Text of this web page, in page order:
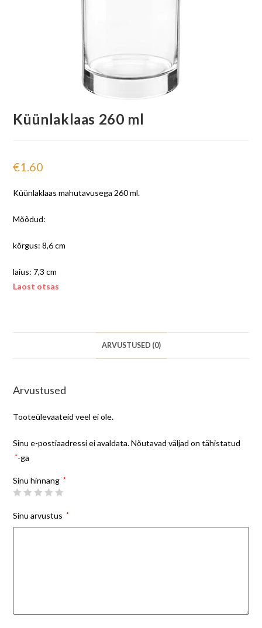
Küünlaklaas 260 ml
€1.60
Küünlaklaas mahutavusega 260 ml.
Mõõdud:
kõrgus: 8,6 cm
laius: 7,3 cm
Laost otsas
ARVUSTUSED (0)
Arvustused
Tooteülevaateid veel ei ole.
Sinu e-postiaadressi ei avaldata. Nõutavad väljad on tähistatud
*-ga
Sinu hinnang *
Sinu arvustus *